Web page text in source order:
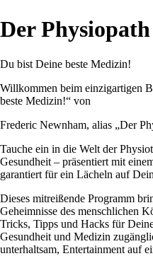
Der Physiopath
Du bist Deine beste Medizin!
Willkommen beim einzigartigen
beste Medizin!“ von
Frederic Newnham, alias „Der
Tauche ein in die Welt der
Gesundheit – präsentiert mit
garantiert für ein Lächeln auf
Dieses mitreißende Programm
Geheimnisse des menschlichen
Tricks, Tipps und Hacks für
Gesundheit und Medizin
unterhaltsam, Entertainment auf